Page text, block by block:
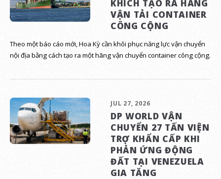
KHÍCH TẠO RA HÃNG
VẬN TẢI CONTAINER
CÔNG CỘNG
Theo một báo cáo mới, Hoa Kỳ cần khôi phục năng lực vận chuyển
nội địa bằng cách tạo ra một hãng vận chuyển container công cộng.
JUL 27, 2026
DP WORLD VẬN
CHUYỂN 27 TẤN VIỆN
TRỢ KHẨN CẤP KHI
PHẢN ỨNG ĐỘNG
ĐẤT TẠI VENEZUELA
GIA TĂNG